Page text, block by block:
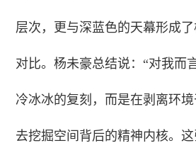
层次，更与深蓝色的天幕形成
对比。杨未豪总结说：“对我而
冷冰冰的复刻，而是在剥离环
去挖掘空间背后的精神内核。